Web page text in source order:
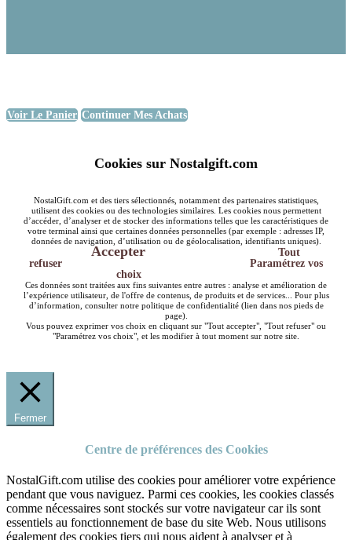
Voir Le Panier Continuer Mes Achats
Cookies sur Nostalgift.com
NostalGift.com et des tiers sélectionnés, notamment des partenaires statistiques,
utilisent des cookies ou des technologies similaires. Les cookies nous permettent
d’accéder, d’analyser et de stocker des informations telles que les caractéristiques de
votre terminal ainsi que certaines données personnelles (par exemple : adresses IP,
données de navigation, d’utilisation ou de géolocalisation, identifiants uniques).
Accepter
Tout
refuser
Paramétrez vos
choix
Ces données sont traitées aux fins suivantes entre autres : analyse et amélioration de
l’expérience utilisateur, de l'offre de contenus, de produits et de services... Pour plus
d’information, consulter notre politique de confidentialité (lien dans nos pieds de
page).
Vous pouvez exprimer vos choix en cliquant sur "Tout accepter", "Tout refuser" ou
"Paramétrez vos choix", et les modifier à tout moment sur notre site.
Fermer
Centre de préférences des Cookies
NostalGift.com utilise des cookies pour améliorer votre expérience
pendant que vous naviguez. Parmi ces cookies, les cookies classés
comme nécessaires sont stockés sur votre navigateur car ils sont
essentiels au fonctionnement de base du site Web. Nous utilisons
également des cookies tiers qui nous aident à analyser et à